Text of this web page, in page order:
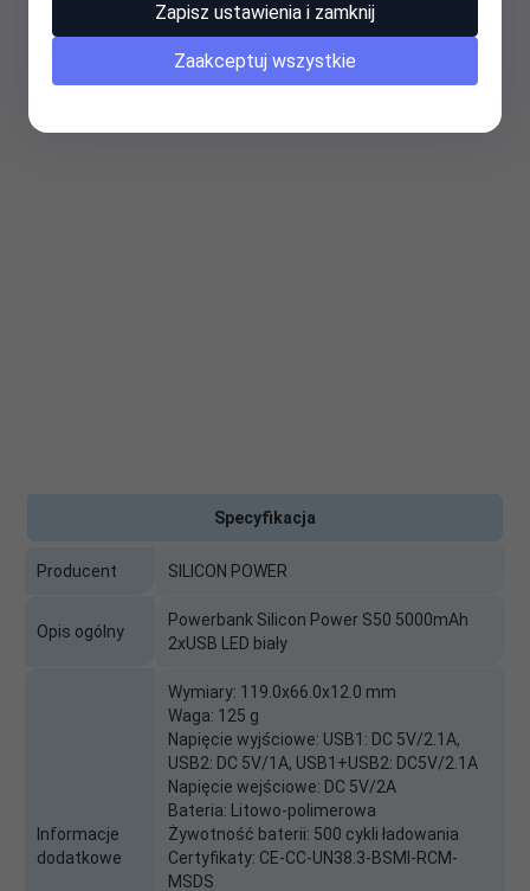
Specyfikacja
Producent SILICON POWER
Opis ogólny
Powerbank Silicon Power S50 5000mAh
2xUSB LED biały
Informacje
dodatkowe
Wymiary: 119.0x66.0x12.0 mm
Waga: 125 g
Napięcie wyjściowe: USB1: DC 5V/2.1A,
USB2: DC 5V/1A, USB1+USB2: DC5V/2.1A
Napięcie wejściowe: DC 5V/2A
Bateria: Litowo-polimerowa
Żywotność baterii: 500 cykli ładowania
Certyfikaty: CE-CC-UN38.3-BSMI-RCM-
MSDS
Zapisz ustawienia i zamknij
Zaakceptuj wszystkie